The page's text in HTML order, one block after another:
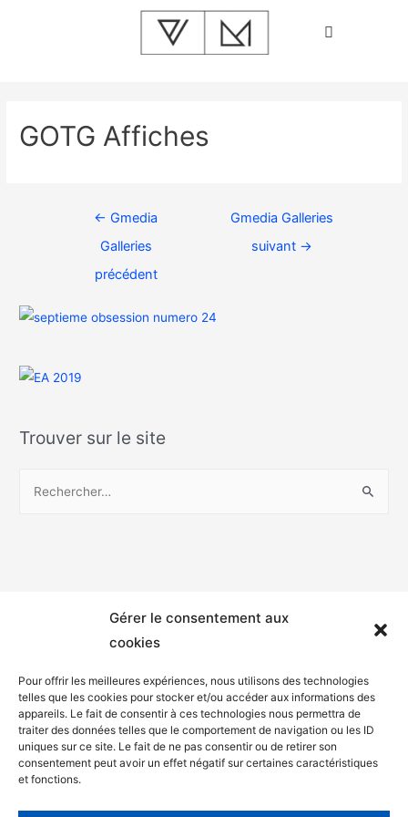
Gérer le consentement aux
cookies
Pour offrir les meilleures expériences, nous utilisons des technologies
telles que les cookies pour stocker et/ou accéder aux informations des
appareils. Le fait de consentir à ces technologies nous permettra de
traiter des données telles que le comportement de navigation ou les ID
uniques sur ce site. Le fait de ne pas consentir ou de retirer son
consentement peut avoir un effet négatif sur certaines caractéristiques
et fonctions.
GOTG Affiches
← Gmedia
Galleries
précédent
Gmedia Galleries
suivant →
Trouver sur le site
Mentions légales
Politique de confidentialité